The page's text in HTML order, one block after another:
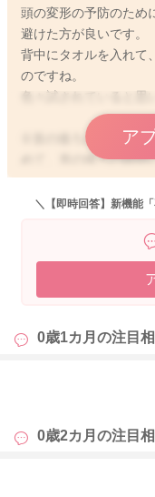
頭の変形の予防のため
避けた方が良いです。
背中にタオルを入れて
のですね。
①首の後ろにハンドタ
めて、首の後ろの隙間
天井を向くか、左向き
ます。
②タミータイム(うつ
す。泣いて嫌がるよ
に戻してあげてくださ
少しでも参考になれば
よろしくお願いします
ア
＼【即時回答】新機能
0歳1カ月の注目
0歳2カ月の注目